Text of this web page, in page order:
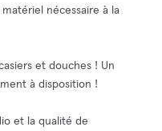
matériel nécessaire à la
et douches ! Un
à disposition !
et la qualité de